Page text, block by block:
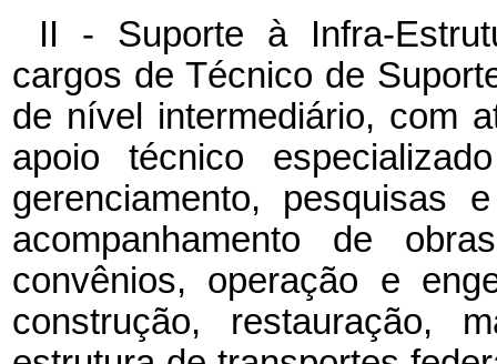
II - Suporte à Infra-
cargos de Técnico de
de nível intermediário, com
apoio técnico
gerenciamento, pesquisas
acompanhamento de
convênios, operação e
construção, restauração,